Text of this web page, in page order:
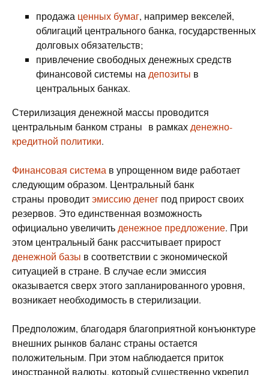
продажа ценных бумаг, например векселей,
облигаций центрального банка, государственных
долговых обязательств;
привлечение свободных денежных средств
финансовой системы на депозиты в
центральных банках.
Стерилизация денежной массы проводится
центральным банком страны в рамках денежно-
кредитной политики.
Финансовая система в упрощенном виде работает
следующим образом. Центральный банк
страны проводитэмиссию денег под прирост своих
резервов. Это единственная возможность
официально увеличить денежное предложение. При
этом центральный банк рассчитывает прирост
денежной базы в соответствии с экономической
ситуацией в стране. В случае если эмиссия
оказывается сверх этого запланированного уровня,
возникает необходимость в стерилизации.
Предположим, благодаря благоприятной конъюнктуре
внешних рынков баланс страны остается
положительным. При этом наблюдается приток
иностранной валюты, который существенно укрепил